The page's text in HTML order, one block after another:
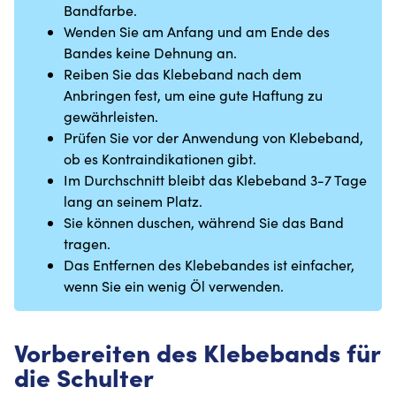
Bandfarbe.
Wenden Sie am Anfang und am Ende des
Bandes keine Dehnung an.
Reiben Sie das Klebeband nach dem
Anbringen fest, um eine gute Haftung zu
gewährleisten.
Prüfen Sie vor der Anwendung von Klebeband,
ob es Kontraindikationen gibt.
Im Durchschnitt bleibt das Klebeband 3-7 Tage
lang an seinem Platz.
Sie können duschen, während Sie das Band
tragen.
Das Entfernen des Klebebandes ist einfacher,
wenn Sie ein wenig Öl verwenden.
Vorbereiten des Klebebands für
die Schulter